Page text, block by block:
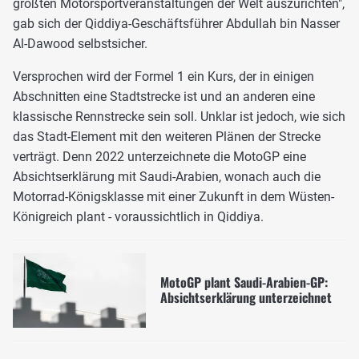
größten Motorsportveranstaltungen der Welt auszurichten",
gab sich der Qiddiya-Geschäftsführer Abdullah bin Nasser
Al-Dawood selbstsicher.
Versprochen wird der Formel 1 ein Kurs, der in einigen
Abschnitten eine Stadtstrecke ist und an anderen eine
klassische Rennstrecke sein soll. Unklar ist jedoch, wie sich
das Stadt-Element mit den weiteren Plänen der Strecke
verträgt. Denn 2022 unterzeichnete die MotoGP eine
Absichtserklärung mit Saudi-Arabien, wonach auch die
Motorrad-Königsklasse mit einer Zukunft in dem Wüsten-
Königreich plant - voraussichtlich in Qiddiya.
MotoGP plant Saudi-Arabien-GP:
Absichtserklärung unterzeichnet